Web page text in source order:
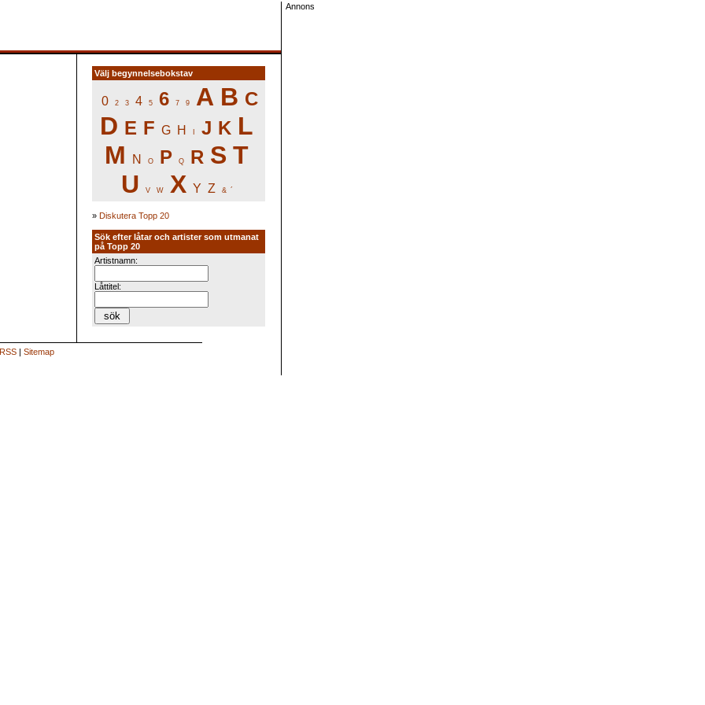
Välj begynnelsebokstav
0 2 3 4 5 6 7 9 A B C
D E F G H J K L
M
N O P Q R S T
U
V W X Y Z & ´
» Diskutera Topp 20
Sök efter låtar och artister som utmanat
på Topp 20
Artistnamn:
Låttitel:
| Sitemap
Annons